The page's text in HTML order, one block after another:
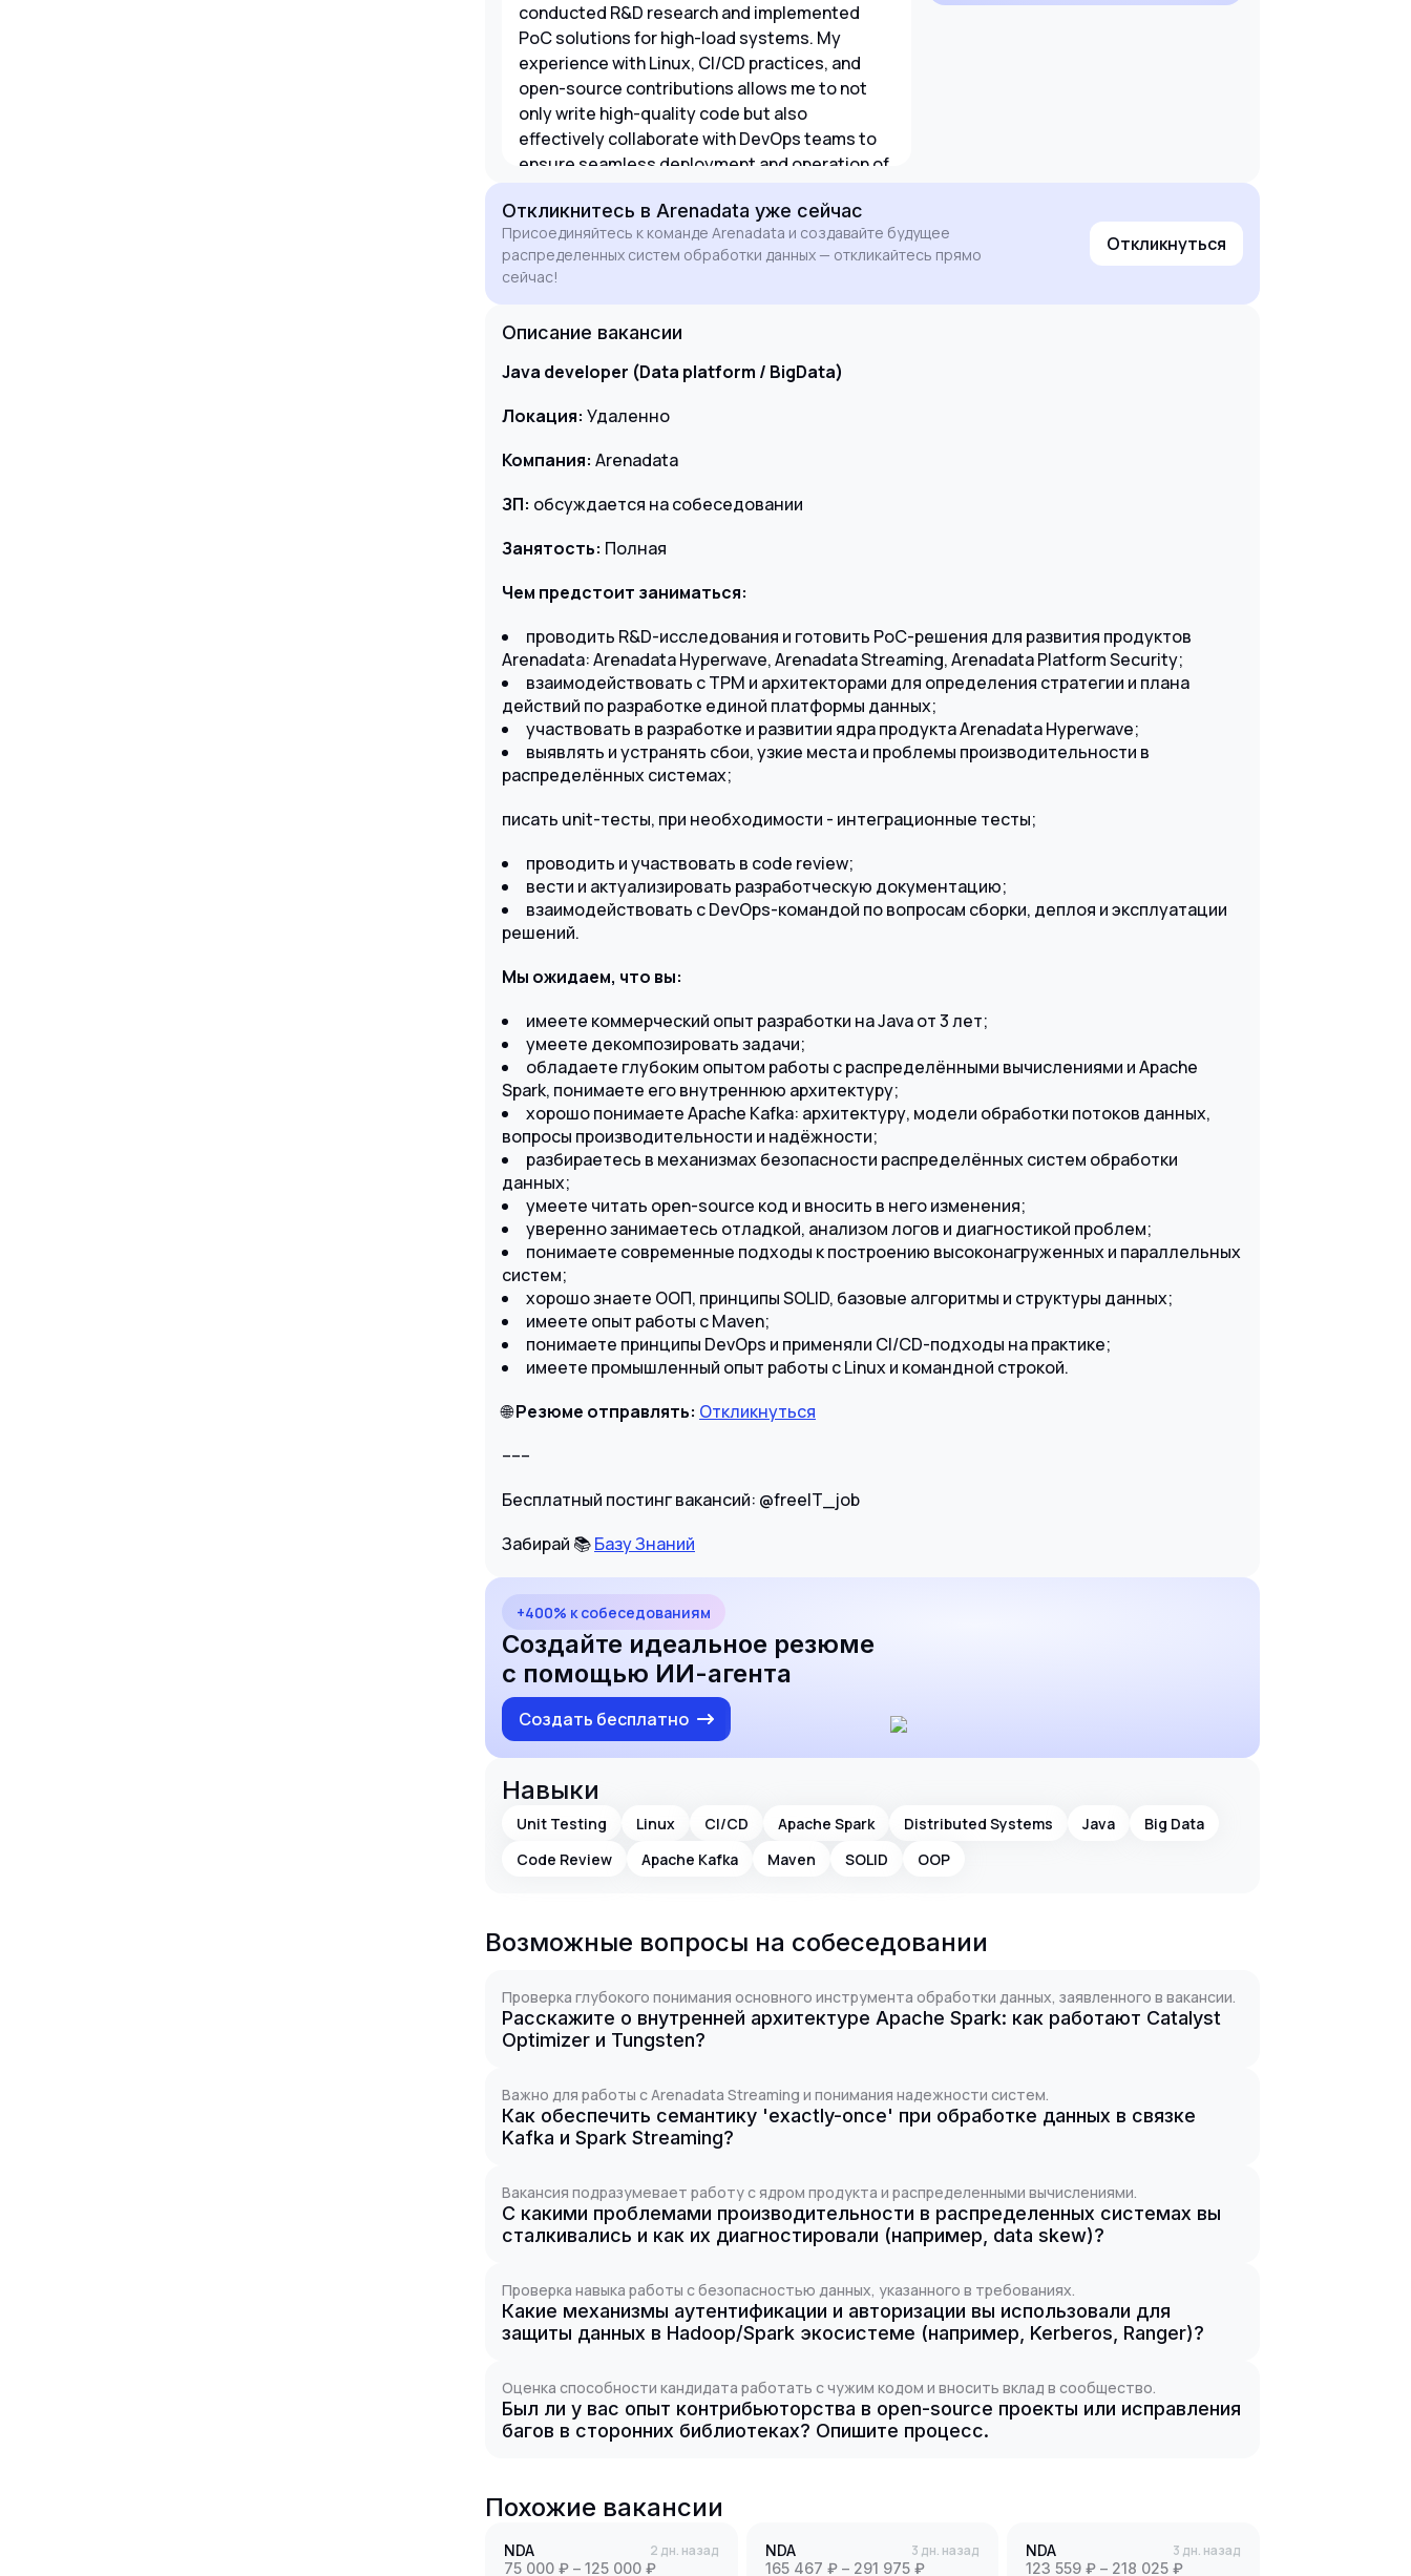
conducted R&D research and implemented
PoC solutions for high-load systems. My
experience with Linux, CI/CD practices, and
open-source contributions allows me to not
only write high-quality code but also
effectively collaborate with DevOps teams to
ensure seamless deployment and operation of
technical expertise to Arenadata and
contribute to the evolution of your data
platform products.
Откликнитесь в Arenadata уже сейчас
Присоединяйтесь к команде Arenadata и создавайте будущее
распределенных систем обработки данных — откликайтесь прямо
сейчас!
Откликнуться
Описание вакансии
Java developer (Data platform / BigData)
Локация: Удаленно
Компания: Arenadata
ЗП: обсуждается на собеседовании
Занятость: Полная
Чем предстоит заниматься:
проводить R&D-исследования и готовить PoC-решения для развития продуктов
Arenadata: Arenadata Hyperwave, Arenadata Streaming, Arenadata Platform Security;
взаимодействовать с TPM и архитекторами для определения стратегии и плана
действий по разработке единой платформы данных;
участвовать в разработке и развитии ядра продукта Arenadata Hyperwave;
выявлять и устранять сбои, узкие места и проблемы производительности в
распределённых системах;
писать unit-тесты, при необходимости - интеграционные тесты;
проводить и участвовать в code review;
вести и актуализировать разработческую документацию;
взаимодействовать с DevOps-командой по вопросам сборки, деплоя и эксплуатации
решений.
Мы ожидаем, что вы:
имеете коммерческий опыт разработки на Java от 3 лет;
умеете декомпозировать задачи;
обладаете глубоким опытом работы с распределёнными вычислениями и Apache
Spark, понимаете его внутреннюю архитектуру;
хорошо понимаете Apache Kafka: архитектуру, модели обработки потоков данных,
вопросы производительности и надёжности;
разбираетесь в механизмах безопасности распределённых систем обработки
данных;
умеете читать open-source код и вносить в него изменения;
уверенно занимаетесь отладкой, анализом логов и диагностикой проблем;
понимаете современные подходы к построению высоконагруженных и параллельных
систем;
хорошо знаете ООП, принципы SOLID, базовые алгоритмы и структуры данных;
имеете опыт работы с Maven;
понимаете принципы DevOps и применяли CI/CD-подходы на практике;
имеете промышленный опыт работы с Linux и командной строкой.
🌐Резюме отправлять: Откликнуться
–––
Бесплатный постинг вакансий: @freeIT_job
Забирай 📚Базу Знаний
+400% к собеседованиям
Создайте идеальное резюме
с помощью ИИ-агента
Создать бесплатно
Навыки
Unit Testing Linux CI/CD Apache Spark Distributed Systems Java
Big Data
Code Review
Apache Kafka Maven SOLID OOP
Возможные вопросы на собеседовании
Проверка глубокого понимания основного инструмента обработки данных, заявленного в вакансии.
Расскажите о внутренней архитектуре Apache Spark: как работают Catalyst
Optimizer и Tungsten?
Важно для работы с Arenadata Streaming и понимания надежности систем.
Как обеспечить семантику 'exactly-once' при обработке данных в связке
Kafka и Spark Streaming?
Вакансия подразумевает работу с ядром продукта и распределенными вычислениями.
С какими проблемами производительности в распределенных системах вы
сталкивались и как их диагностировали (например, data skew)?
Проверка навыка работы с безопасностью данных, указанного в требованиях.
Какие механизмы аутентификации и авторизации вы использовали для
защиты данных в Hadoop/Spark экосистеме (например, Kerberos, Ranger)?
Оценка способности кандидата работать с чужим кодом и вносить вклад в сообщество.
Был ли у вас опыт контрибьюторства в open-source проекты или исправления
багов в сторонних библиотеках? Опишите процесс.
Похожие вакансии
NDA
2 дн. назад
75 000 ₽ – 125 000 ₽
NDA
3 дн. назад
165 467 ₽ – 291 975 ₽
NDA
3 дн. назад
123 559 ₽ – 218 025 ₽